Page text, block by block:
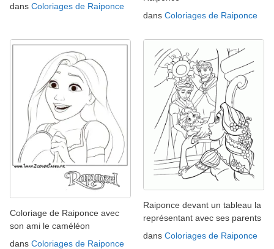
dans Coloriages de Raiponce
dans Coloriages de Raiponce
Coloriage de Raiponce avec
son ami le caméléon
dans Coloriages de Raiponce
Raiponce devant un tableau la
représentant avec ses parents
dans Coloriages de Raiponce